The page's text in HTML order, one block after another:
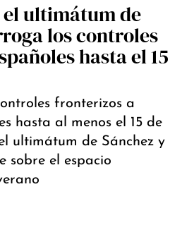
ultimátum de
los controles
hasta el 15
fronterizos a
hasta al menos el 15 de
ultimátum de Sánchez y
sobre el espacio